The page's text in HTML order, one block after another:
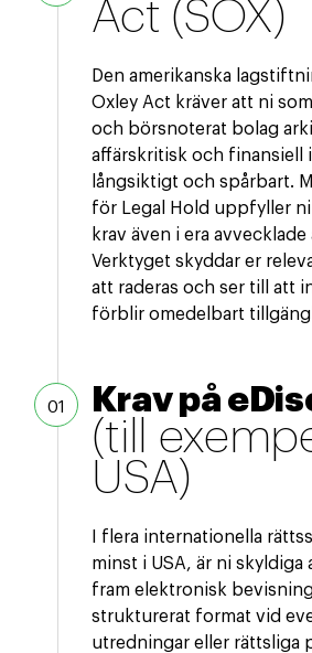
Act (SOX)
Den amerikanska
Oxley Act kräver att ni
och börsnoterat bolag
affärskritisk och finansiell
långsiktigt och spårbart.
för Legal Hold uppfyller
krav även i era avvecklade
Verktyget skyddar er
att raderas och ser till att
förblir omedelbart
Krav på
(till
USA)
I flera internationella
minst i USA, är ni skyldiga
fram elektronisk
strukturerat format vid
utredningar eller rättsliga